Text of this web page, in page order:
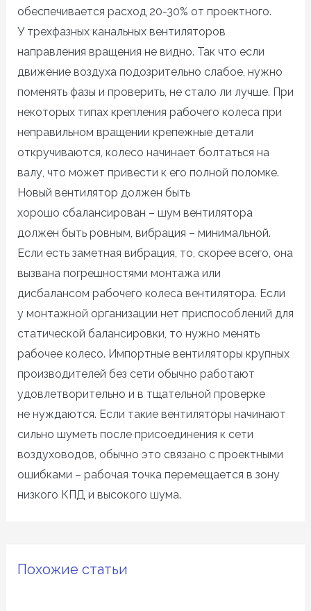
обеспечивается расход 20-30% от проектного.
У трехфазных канальных вентиляторов
направления вращения не видно. Так что если
движение воздуха подозрительно слабое, нужно
поменять фазы и проверить, не стало ли лучше. При
некоторых типах крепления рабочего колеса при
неправильном вращении крепежные детали
откручиваются, колесо начинает болтаться на
валу, что может привести к его полной поломке.
Новый вентилятор должен быть
хорошо сбалансирован – шум вентилятора
должен быть ровным, вибрация – минимальной.
Если есть заметная вибрация, то, скорее всего, она
вызвана погрешностями монтажа или
дисбалансом рабочего колеса вентилятора. Если
у монтажной организации нет приспособлений для
статической балансировки, то нужно менять
рабочее колесо. Импортные вентиляторы крупных
производителей без сети обычно работают
удовлетворительно и в тщательной проверке
не нуждаются. Если такие вентиляторы начинают
сильно шуметь после присоединения к сети
воздуховодов, обычно это связано с проектными
ошибками – рабочая точка перемещается в зону
низкого КПД и высокого шума.
Похожие статьи